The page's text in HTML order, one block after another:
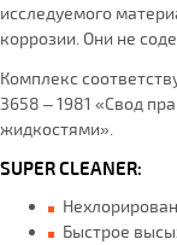
исследуемого
коррозии. Они не
Комплекс
3658 – 1981 «Свод
жидкостями».
SUPER CLEANER:
Быстрое